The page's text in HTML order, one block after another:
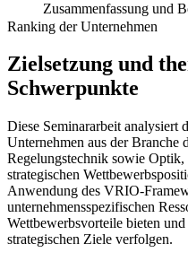
Zusammenfassung und
Ranking der Unternehmen
Zielsetzung und
Schwerpunkte
Diese Seminararbeit analysiert
Unternehmen aus der Branche
Regelungstechnik sowie
strategischen
Anwendung des VRIO-
unternehmensspezifischen
Wettbewerbsvorteile bieten
strategischen Ziele verfolgen.